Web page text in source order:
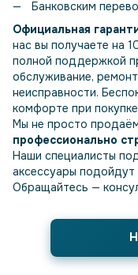
Банковским
Официальная
нас вы получаете на
полной поддержкой
обслуживание,
неисправности.
комфорте при
Мы не просто
профессионально
Наши специалисты
аксессуары
Обращайтесь —